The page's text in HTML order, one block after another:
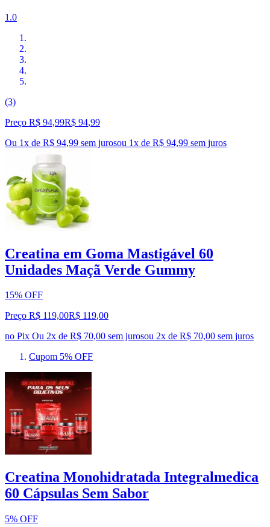
1.0
(3)
Preço R$ 94,99R$ 94,99
Ou 1x de R$ 94,99 sem jurosou 1x de R$ 94,99 sem juros
Creatina em Goma Mastigável 60
Unidades Maçã Verde Gummy
15% OFF
Preço R$ 119,00R$ 119,00
no Pix Ou 2x de R$ 70,00 sem jurosou 2x de R$ 70,00 sem juros
Cupom 5% OFF
Creatina Monohidratada Integralmedica
60 Cápsulas Sem Sabor
5% OFF